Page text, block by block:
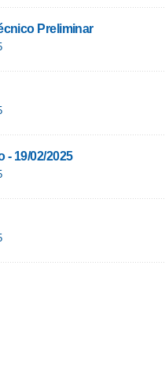
Preliminar
- 19/02/2025